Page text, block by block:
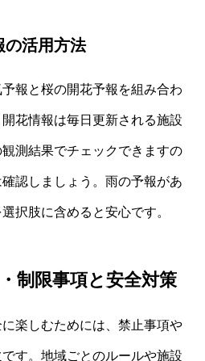
の活用方法
報と桜の開花予報を組み合わ
花情報は毎日更新される施設
測結果でチェックできますの
認しましょう。雨の予報があ
択肢に含めると安心です。
制限事項と安全対策
楽しむためには、禁止事項や
す。地域ごとのルールや施設